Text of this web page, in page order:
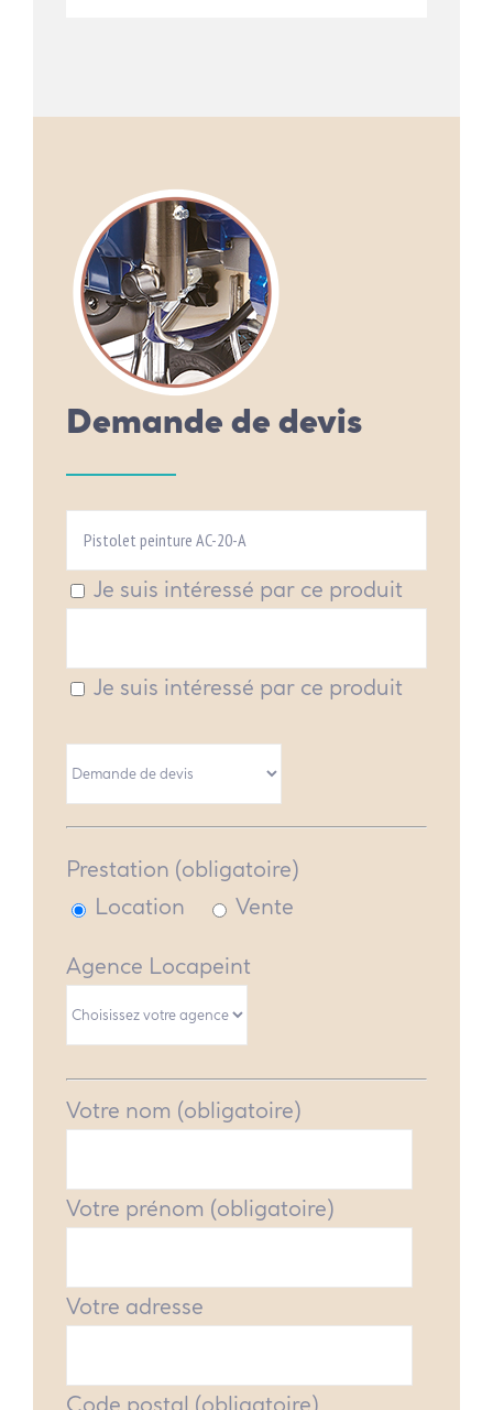
Demande de devis
Je suis intéressé par ce produit
Je suis intéressé par ce produit
Prestation (obligatoire)
Location
Vente
Agence Locapeint
Votre nom (obligatoire)
Votre prénom (obligatoire)
Votre adresse
Code postal (obligatoire)